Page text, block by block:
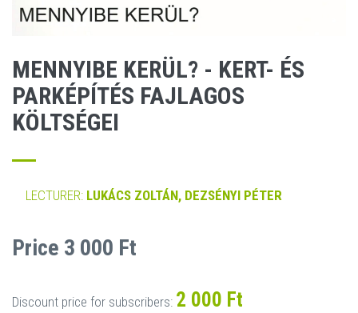
MENNYIBE KERÜL? - KERT- ÉS
PARKÉPÍTÉS FAJLAGOS
KÖLTSÉGEI
LECTURER: LUKÁCS ZOLTÁN, DEZSÉNYI PÉTER
Price 3 000 Ft
Discount price for subscribers: 2 000 Ft